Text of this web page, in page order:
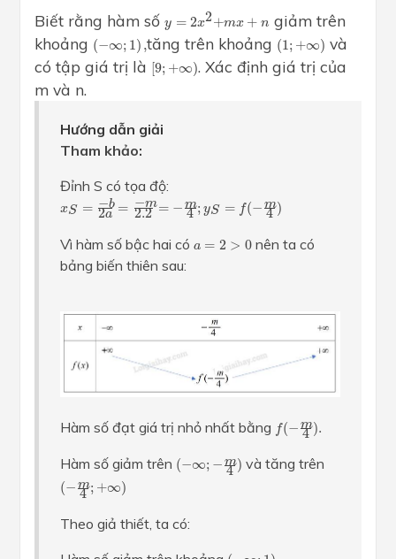
Biết rằng hàm số y = 2x2+mx + n
2+
giảm trên
khoảng (−∞; 1) ,
( ), tăng trên khoảng (1; +∞)
(1 +
và
có tập giá trị là [9; +∞)
[9 +
. Xác định giá trị của
m và n.
Hướng dẫn giải
Tham khảo:
Đỉnh S có tọa độ:
xS = −b
2a = −m
2.2 = − m
4 ; yS = f(− m
4 )
2a − m2.2 −m − 4)
Vì hàm số bậc hai có a = 2 > 0
a > 0
nên ta có
bảng biến thiên sau:
Hàm số đạt giá trị nhỏ nhất bằng f(− m
4 ).
f(− m4)
Hàm số giảm trên (−∞; − m
4 )
( ∞;− 4) và tăng trên
(− m
4 ; +∞)
( m4 + ∞)
Theo giả thiết, ta có:
( ∞;1 )